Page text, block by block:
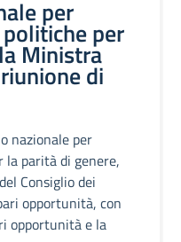
per
per
Ministra
di
nazionale per
la parità di genere,
Consiglio dei
opportunità, con
opportunità e la